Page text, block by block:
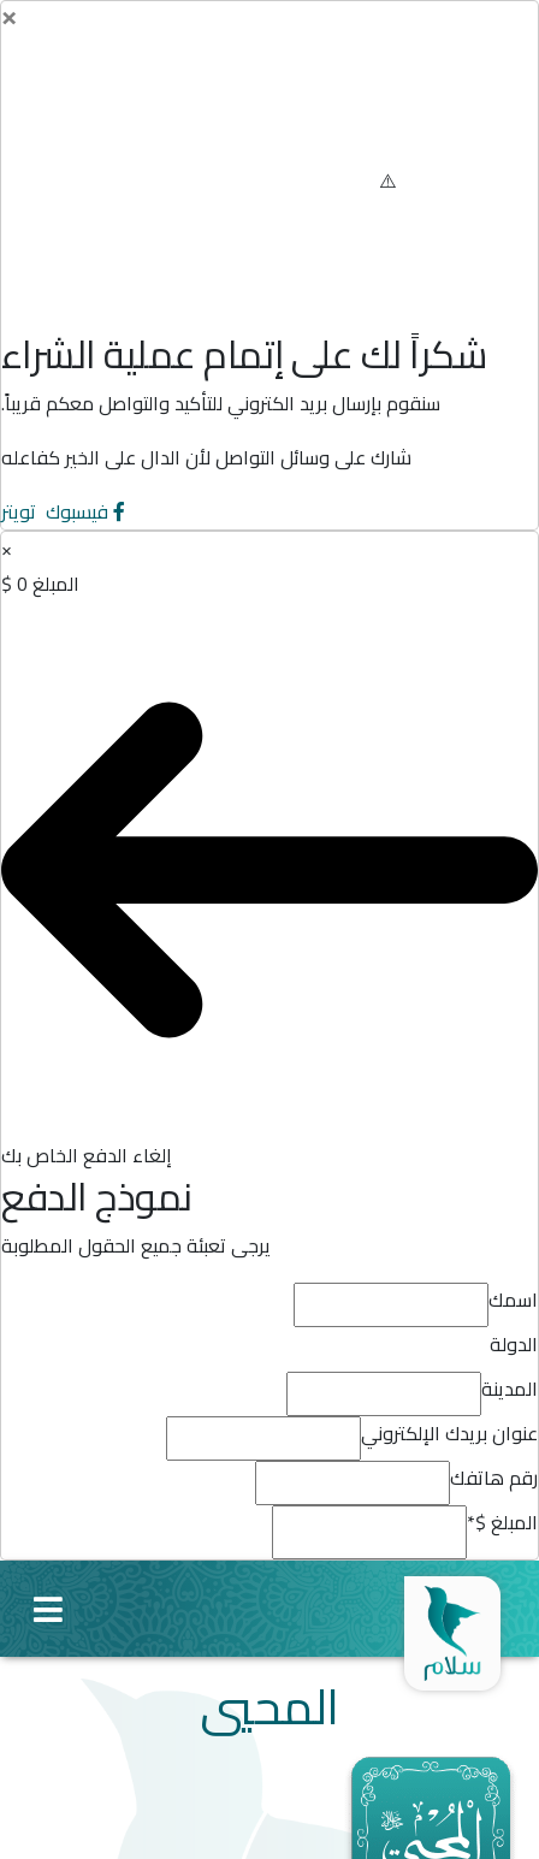
×
شكراً لك على إتمام عملية الشراء
سنقوم بإرسال بريد الكتروني للتأكيد والتواصل معكم قريباً.
شارك على وسائل التواصل لأن الدال على الخير كفاعله
فيسبوك تويتر
×
المبلغ0 $
إلغاء الدفع الخاص بك
نموذج الدفع
يرجى تعبئة جميع الحقول المطلوبة
اسمك
الدولة
المدينة
عنوان بريدك الإلكتروني
رقم هاتفك
المبلغ $*
المحيي